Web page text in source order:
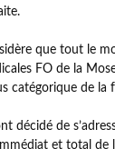
que tout le
FO de la
catégorique de la
décidé de
et total